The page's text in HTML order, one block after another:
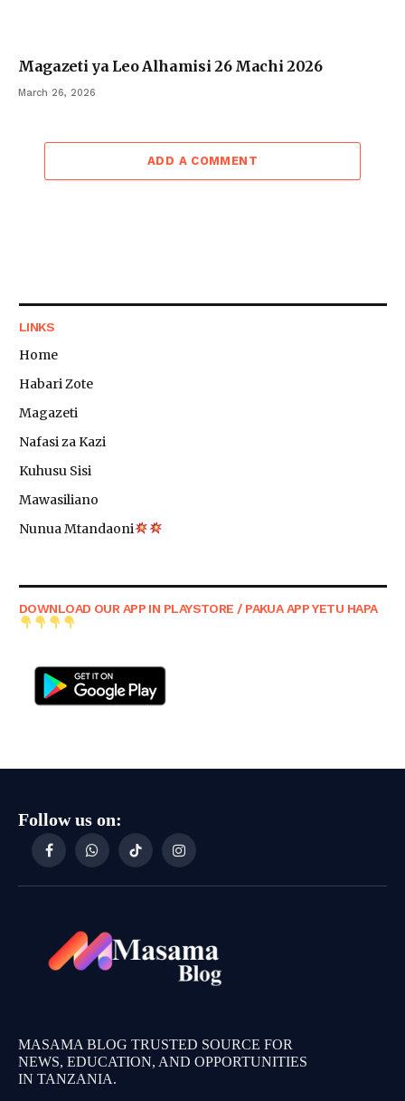
Magazeti ya Leo Alhamisi 26 Machi 2026
March 26, 2026
ADD A COMMENT
LINKS
Home
Habari Zote
Magazeti
Nafasi za Kazi
Kuhusu Sisi
Mawasiliano
Nunua Mtandaoni
DOWNLOAD OUR APP IN PLAYSTORE / PAKUA APP YETU HAPA
Follow us on:
FacebookWhatsAppTikTokInstagram
MASAMA BLOG TRUSTED SOURCE FOR
NEWS, EDUCATION, AND OPPORTUNITIES
IN TANZANIA.